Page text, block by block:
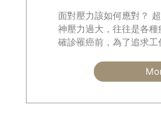
面對壓力該如何應對？
神壓力過大，往往是各
確診罹癌前，為了追求
拼命玩，當時還樂在其
的人生，但實質上身心